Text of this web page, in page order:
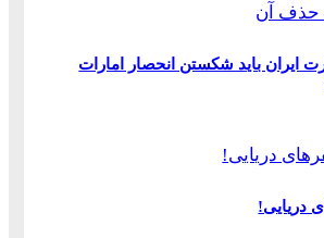
ایران باید شکستن انحصار امارات
دریایی!